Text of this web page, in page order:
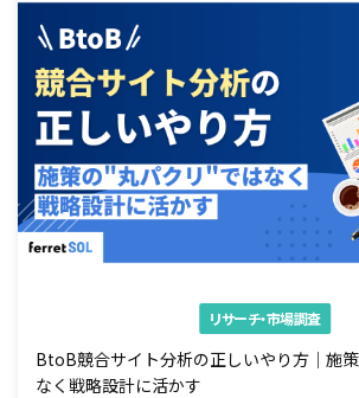
リサーチ・市場調査
BtoB競合サイト分析の正しいやり方｜施
なく戦略設計に活かす